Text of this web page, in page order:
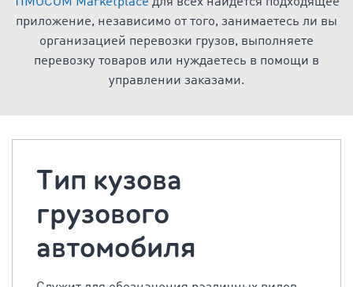
приложение, независимо от того, занимаетесь ли вы
организацией перевозки грузов, выполняете
перевозку товаров или нуждаетесь в помощи в
управлении заказами.
Tип кузова
грузового
автомобиля